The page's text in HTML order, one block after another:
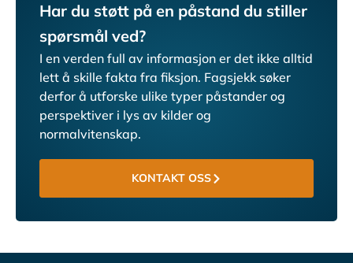
Har du støtt på en påstand du stiller
spørsmål ved?
I en verden full av informasjon er det ikke alltid
lett å skille fakta fra fiksjon. Fagsjekk søker
derfor å utforske ulike typer påstander og
perspektiver i lys av kilder og
normalvitenskap.
KONTAKT OSS